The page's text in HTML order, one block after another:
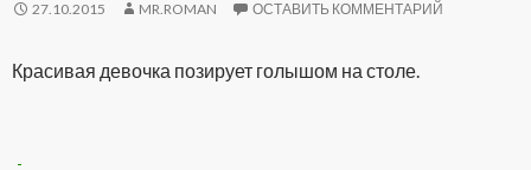
27.10.2015 MR.ROMAN ОСТАВИТЬ КОММЕНТАРИЙ
Красивая девочка позирует голышом на столе.